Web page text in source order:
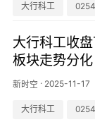
大行科工
大行科工收
板块走势分化
新时空 · 2025-11-17
大行科工